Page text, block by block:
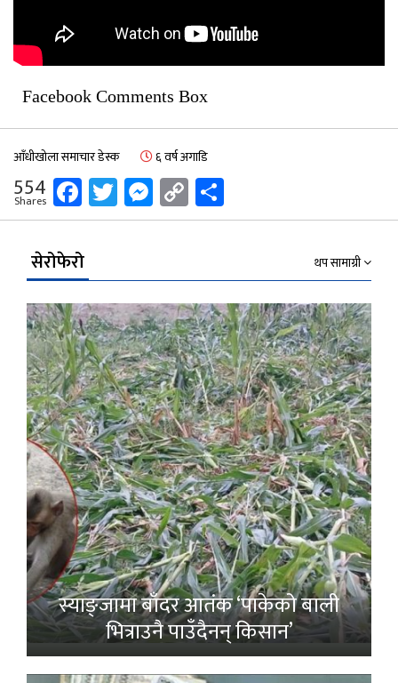
Facebook Comments Box
आँधीखोला समाचार डेस्क ६ वर्ष अगाडि
554
Shares Facebook
Twitter
Messenger
Copy
Link
सेरोफेरो थप सामाग्री
स्याङ्जामा बाँदर आतंक ‘पाकेको बाली
भित्राउनै पाउँदैनन् किसान’